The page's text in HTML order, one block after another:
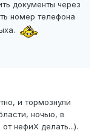
документы через
номер телефона
и тормознули
ночью, в
нефиХ делать...).